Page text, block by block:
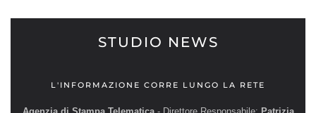
STUDIO NEWS
L'INFORMAZIONE CORRE LUNGO LA RETE